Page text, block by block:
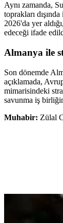
Aynı zamanda,
toprakları
2026'da yer
edeceği ifade
Almanya ile
Son dönemde
açıklamada,
mimarisindeki
savunma iş
Muhabir: Zülal